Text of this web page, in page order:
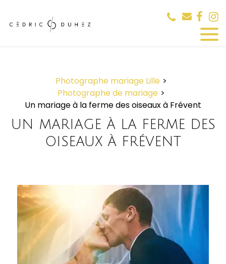
Photographe mariage Lille
Photographe de mariage
Un mariage à la ferme des oiseaux à Frévent
UN MARIAGE À LA FERME DES
OISEAUX À FRÉVENT